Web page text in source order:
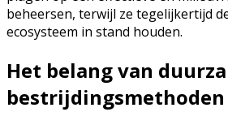
beheersen, terwijl ze tegelijkertijd
ecosysteem in stand houden.
Het belang van
bestrijdingsmethoden